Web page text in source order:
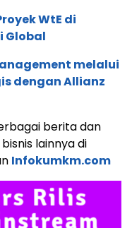
WtE di
Global
melalui
dengan Allianz
berita dan
lainnya di
Infokumkm.com